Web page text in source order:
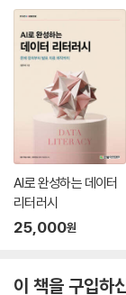
다른 학교에서도 알
인터넷에 접속하던
애가 발생하면 서버
서는 리부팅이 필요
음에 결과 보고서의
강산이 두 번 바뀌
공략하기 시작하면서
시작했다. 누구나(관
은 개발자일 확률이
인스턴스가 바로 만
AI로 완성하는 데이터
리터러시
25,000원
이 책을 구입하